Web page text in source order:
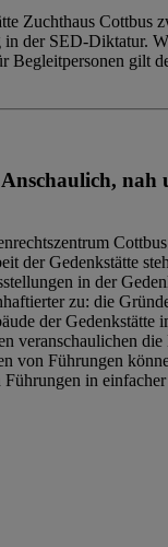
Zuchthaus
der SED-Diktatur.
Begleitpersonen gilt
der Gedenkstätte
in der
zu: die
der
veranschaulichen
von Führungen
in